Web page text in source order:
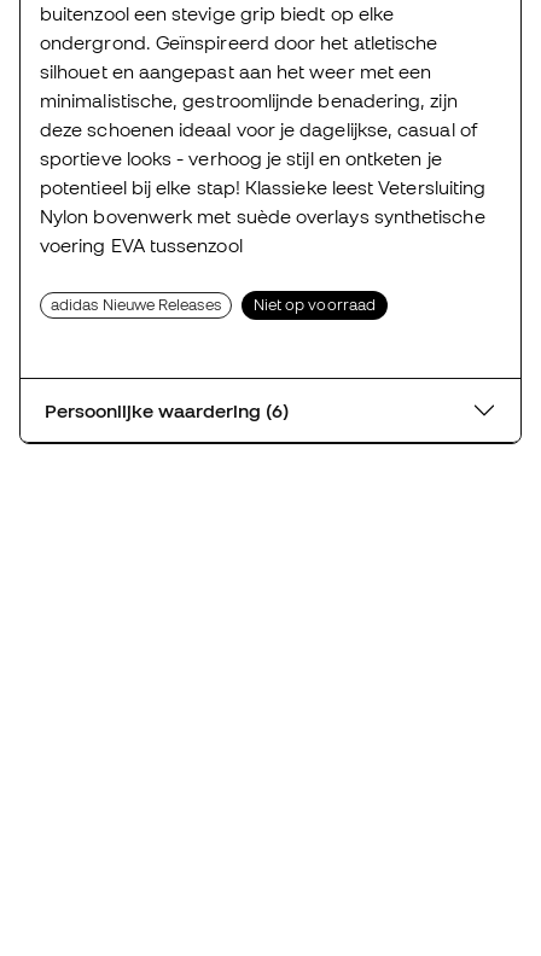
buitenzool een stevige grip biedt op elke
ondergrond. Geïnspireerd door het atletische
silhouet en aangepast aan het weer met een
minimalistische, gestroomlijnde benadering, zijn
deze schoenen ideaal voor je dagelijkse, casual of
sportieve looks - verhoog je stijl en ontketen je
potentieel bij elke stap! Klassieke leest Vetersluiting
Nylon bovenwerk met suède overlays synthetische
voering EVA tussenzool
adidas Nieuwe Releases Niet op voorraad
Persoonlijke waardering (6)